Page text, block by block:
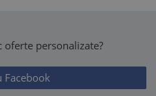
personalizate?
Facebook